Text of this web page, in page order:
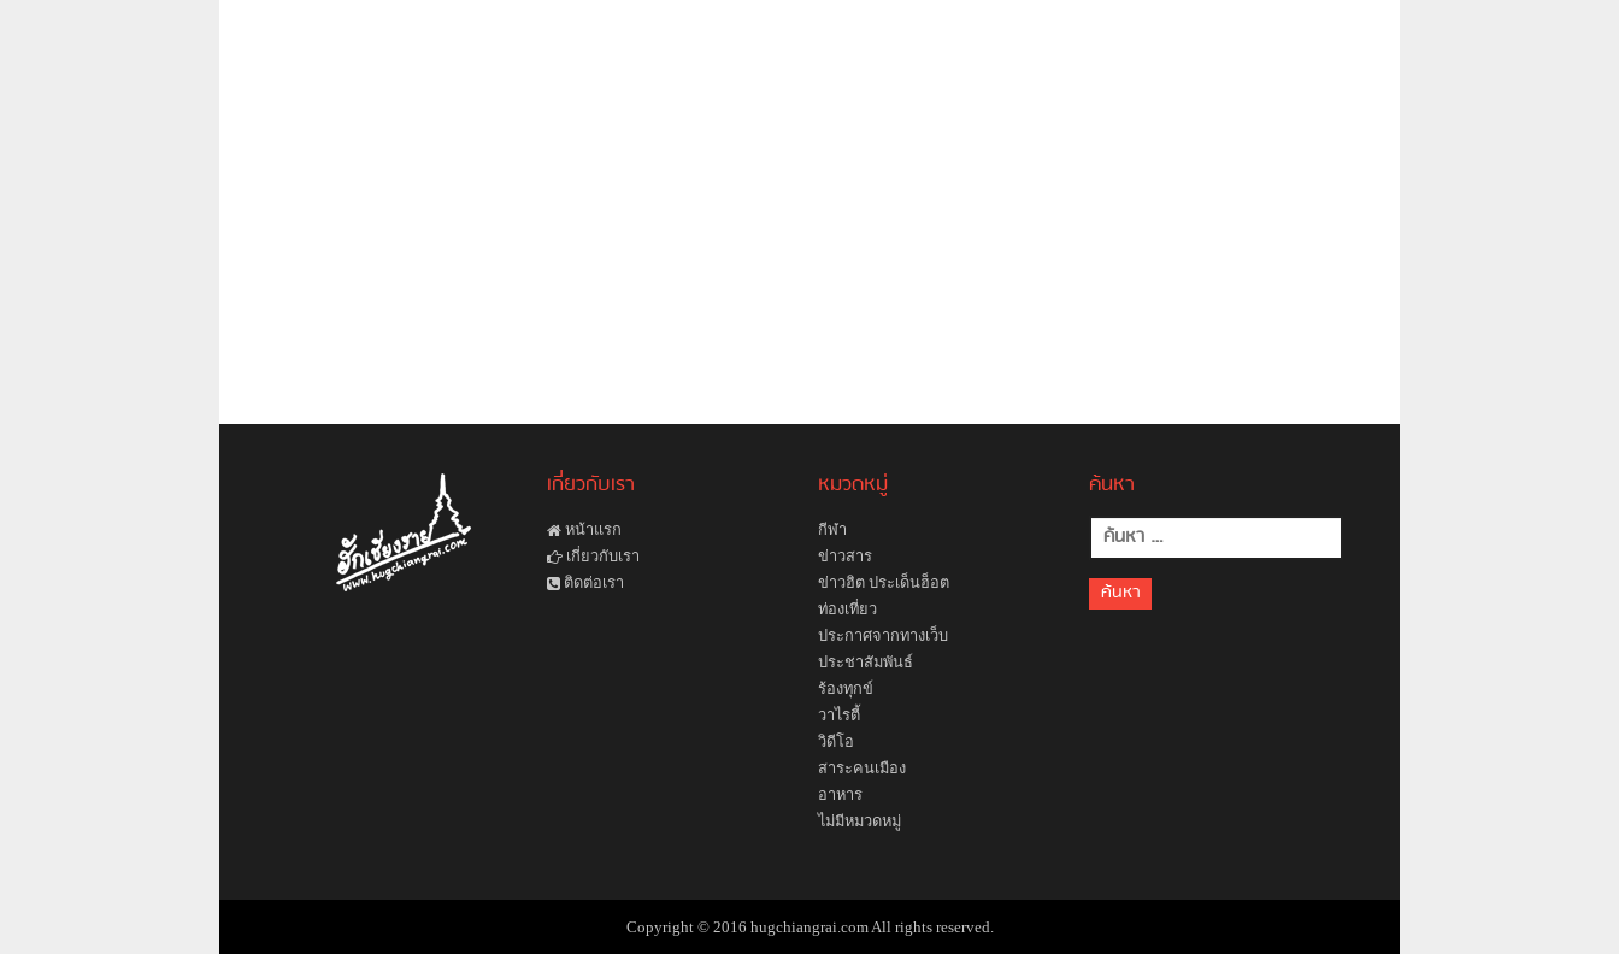
เกี่ยวกับเรา
หน้าแรก
เกี่ยวกับเรา
ติดต่อเรา
หมวดหมู่
กีฬา
ข่าวสาร
ข่าวฮิต ประเด็นฮ็อต
ท่องเที่ยว
ประกาศจากทางเว็บ
ประชาสัมพันธ์
ร้องทุกข์
วาไรตี้
วิดีโอ
สาระคนเมือง
อาหาร
ไม่มีหมวดหมู่
ค้นหา
ค้นหา
สำหรับ:
Copyright © 2016 hugchiangrai.com All rights reserved.